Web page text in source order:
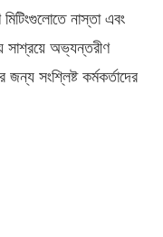
নাস্তা এবং
সাশ্রয়ে অভ্যন্তরীণ
জন্য সংশ্লিষ্ট কর্মকর্তাদের